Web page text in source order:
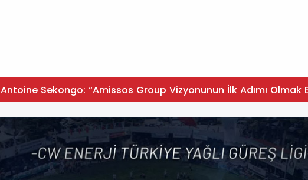
Antoine Sekongo: “Amissos Group Vizyonunun İlk Adımı Olmak